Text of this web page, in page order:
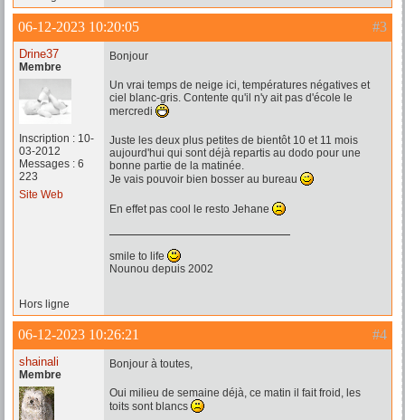
#3
06-12-2023 10:20:05
Drine37
Membre
Inscription : 10-
03-2012
Messages : 6
223
Site Web
Bonjour
Un vrai temps de neige ici, températures négatives et
ciel blanc-gris. Contente qu'il n'y ait pas d'école le
mercredi
Juste les deux plus petites de bientôt 10 et 11 mois
aujourd'hui qui sont déjà repartis au dodo pour une
bonne partie de la matinée.
Je vais pouvoir bien bosser au bureau
En effet pas cool le resto Jehane
smile to life
Nounou depuis 2002
Hors ligne
#4
06-12-2023 10:26:21
shainali
Membre
Bonjour à toutes,
Oui milieu de semaine déjà, ce matin il fait froid, les
toits sont blancs